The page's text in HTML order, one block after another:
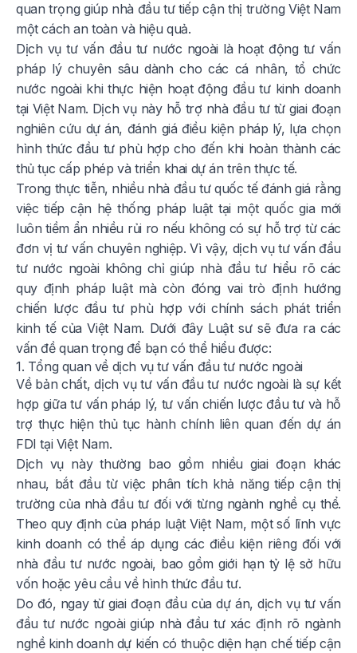
quan trọng giúp nhà đầu tư tiếp cận thị trường Việt Nam
một cách an toàn và hiệu quả.
Dịch vụ tư vấn đầu tư nước ngoài là hoạt động tư vấn
pháp lý chuyên sâu dành cho các cá nhân, tổ chức
nước ngoài khi thực hiện hoạt động đầu tư kinh doanh
tại Việt Nam. Dịch vụ này hỗ trợ nhà đầu tư từ giai đoạn
nghiên cứu dự án, đánh giá điều kiện pháp lý, lựa chọn
hình thức đầu tư phù hợp cho đến khi hoàn thành các
thủ tục cấp phép và triển khai dự án trên thực tế.
Trong thực tiễn, nhiều nhà đầu tư quốc tế đánh giá rằng
việc tiếp cận hệ thống pháp luật tại một quốc gia mới
luôn tiềm ẩn nhiều rủi ro nếu không có sự hỗ trợ từ các
đơn vị tư vấn chuyên nghiệp. Vì vậy, dịch vụ tư vấn đầu
tư nước ngoài không chỉ giúp nhà đầu tư hiểu rõ các
quy định pháp luật mà còn đóng vai trò định hướng
chiến lược đầu tư phù hợp với chính sách phát triển
kinh tế của Việt Nam. Dưới đây Luật sư sẽ đưa ra các
vấn đề quan trọng để bạn có thể hiểu được:
1. Tổng quan về dịch vụ tư vấn đầu tư nước ngoài
Về bản chất, dịch vụ tư vấn đầu tư nước ngoài là sự kết
hợp giữa tư vấn pháp lý, tư vấn chiến lược đầu tư và hỗ
trợ thực hiện thủ tục hành chính liên quan đến dự án
FDI tại Việt Nam.
Dịch vụ này thường bao gồm nhiều giai đoạn khác
nhau, bắt đầu từ việc phân tích khả năng tiếp cận thị
trường của nhà đầu tư đối với từng ngành nghề cụ thể.
Theo quy định của pháp luật Việt Nam, một số lĩnh vực
kinh doanh có thể áp dụng các điều kiện riêng đối với
nhà đầu tư nước ngoài, bao gồm giới hạn tỷ lệ sở hữu
vốn hoặc yêu cầu về hình thức đầu tư.
Do đó, ngay từ giai đoạn đầu của dự án, dịch vụ tư vấn
đầu tư nước ngoài giúp nhà đầu tư xác định rõ ngành
nghề kinh doanh dự kiến có thuộc diện hạn chế tiếp cận